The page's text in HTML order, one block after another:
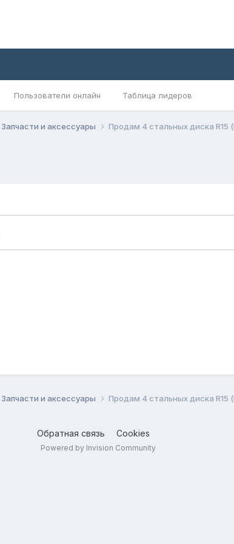
Пользователи онлайн Таблица лидеров
Запчасти и аксессуары Продам 4 стальных диска R15
Запчасти и аксессуары Продам 4 стальных диска R15
Обратная связь Cookies
Powered by Invision Community